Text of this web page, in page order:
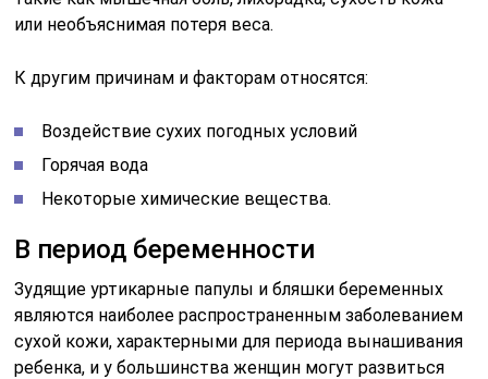
или необъяснимая потеря веса.
К другим причинам и факторам относятся:
Воздействие сухих погодных условий
Горячая вода
Некоторые химические вещества.
В период беременности
Зудящие уртикарные папулы и бляшки беременных
являются наиболее распространенным заболеванием
сухой кожи, характерными для периода вынашивания
ребенка, и у большинства женщин могут развиться